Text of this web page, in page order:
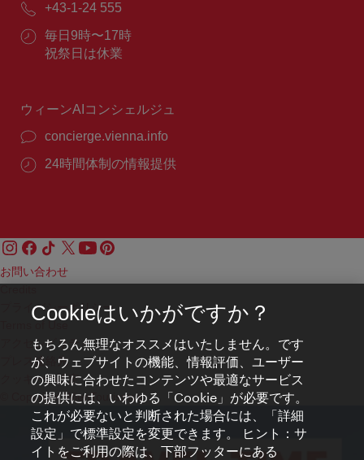
ー
ル：
電
番
号：
+43-1-24 555
営
業
毎日9時〜17時
祝祭日は休業
ウィーンAIコンシェルジュ
concierge.vienna.info
24時間体制の情報提供
お問い合わせ
プライバシーポリシー
アクセシビリティ
プレス連絡先
クッキーの設定
© Copyright WienTourismus
Cookieはいかがですか？
もちろん無理なオススメはいたしません。です
が、ウェブサイトの機能、情報評価、ユーザー
の興味に合わせたコンテンツや最適なサービス
の提供には、いわゆる「Cookie」が必要です。
これが必要ないと判断された場合には、「詳細
設定」で標準設定を変更できます。 ヒント：サ
イトをご利用の際は、下部フッターにある